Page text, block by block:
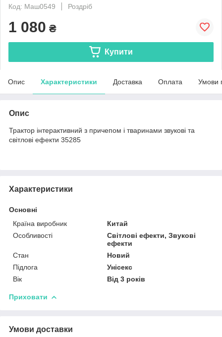
Код: Маш0549
Роздріб
1 080 ₴
Купити
Опис Характеристики Доставка Оплата Умови
Опис
Трактор інтерактивний з причепом і тваринами звукові та
світлові ефекти 35285
Характеристики
Основні
Країна виробник
Китай
Особливості
Світлові ефекти, Звукові
ефекти
Стан
Новий
Підлога
Унісекс
Вік
Від 3 років
Приховати
Умови доставки